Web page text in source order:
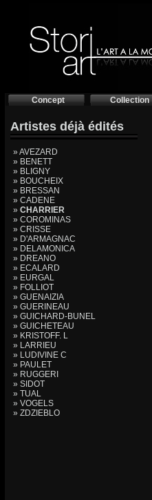
Concept Collection
Artistes déjà édités
» AVEZARD
» BENETT
» BLIGNY
» BOUCHEIX
» BRESSAN
» CADENE
» CHARRIER
» COROMINAS
» CRISSE
» D'ARMAGNAC
» DELAMONICA
» DREANO
» ECALARD
» EURGAL
» FOLLIOT
» GUENAIZIA
» GUERINEAU
» GUICHARD-BUNEL
» GUICHETEAU
» KRISTOFF. L
» LARRIEU
» LUDIVINE C
» PAULET
» RUGGERI
» SIDOT
» TUAL
» VOGELS
» ZDZIEBLO